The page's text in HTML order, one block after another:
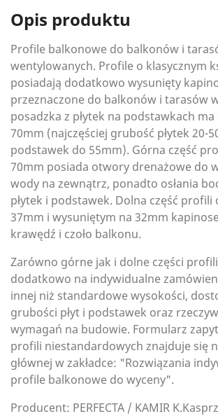
Opis produktu
Profile balkonowe do balkonów i
wentylowanych. Profile o klasycznym
posiadają dodatkowo wysunięty
przeznaczone do balkonów i tarasów
posadzka z płytek na podstawkach
70mm (najczęściej grubość płytek 20-
podstawek do 55mm). Górna część
70mm posiada otwory drenażowe do
wody na zewnątrz, ponadto osłania
płytek i podstawek. Dolna część profili
37mm i wysuniętym na 32mm
krawędź i czoło balkonu.
Zarówno górne jak i dolne części
dodatkowo na indywidualne
innej niż standardowe wysokości,
grubości płyt i podstawek oraz
wymagań na budowie. Formularz
profili niestandardowych znajduje się
głównej w zakładce: "Rozwiązania
profile balkonowe do wyceny".
Producent: PERFECTA / KAMIR